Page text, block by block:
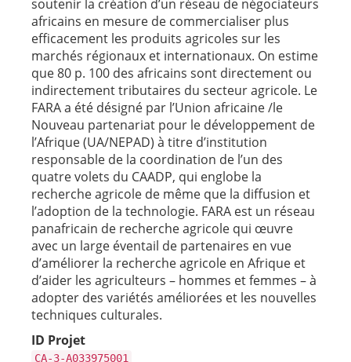
soutenir la création d’un réseau de négociateurs
africains en mesure de commercialiser plus
efficacement les produits agricoles sur les
marchés régionaux et internationaux. On estime
que 80 p. 100 des africains sont directement ou
indirectement tributaires du secteur agricole. Le
FARA a été désigné par l’Union africaine /le
Nouveau partenariat pour le développement de
l’Afrique (UA/NEPAD) à titre d’institution
responsable de la coordination de l’un des
quatre volets du CAADP, qui englobe la
recherche agricole de même que la diffusion et
l’adoption de la technologie. FARA est un réseau
panafricain de recherche agricole qui œuvre
avec un large éventail de partenaires en vue
d’améliorer la recherche agricole en Afrique et
d’aider les agriculteurs – hommes et femmes – à
adopter des variétés améliorées et les nouvelles
techniques culturales.
ID Projet
CA-3-A033975001